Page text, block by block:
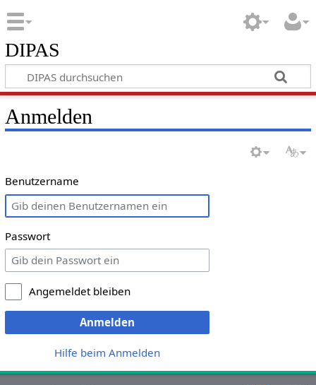
DIPAS
Anmelden
Benutzername
Passwort
Angemeldet bleiben
Anmelden
Hilfe beim Anmelden